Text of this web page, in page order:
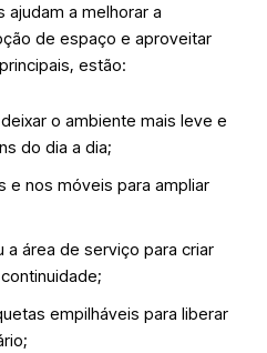
ajudam a melhorar a
de espaço e aproveitar
estão:
o ambiente mais leve e
do dia a dia;
e nos móveis para ampliar
a área de serviço para criar
empilháveis para liberar